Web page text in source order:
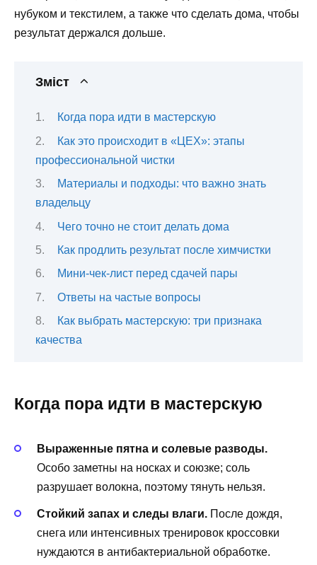
нубуком и текстилем, а также что сделать дома, чтобы
результат держался дольше.
Зміст
Когда пора идти в мастерскую
Как это происходит в «ЦЕХ»: этапы
профессиональной чистки
Материалы и подходы: что важно знать
владельцу
Чего точно не стоит делать дома
Как продлить результат после химчистки
Мини-чек-лист перед сдачей пары
Ответы на частые вопросы
Как выбрать мастерскую: три признака
качества
Когда пора идти в мастерскую
Выраженные пятна и солевые разводы.
Особо заметны на носках и союзке; соль
разрушает волокна, поэтому тянуть нельзя.
Стойкий запах и следы влаги. После дождя,
снега или интенсивных тренировок кроссовки
нуждаются в антибактериальной обработке.